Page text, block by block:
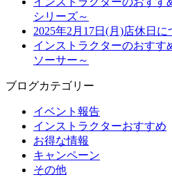
シリーズ～
2025年2月17日(月)店休日
インストラクターのおすす
ソーサー～
ブログカテゴリー
イベント報告
インストラクターおすすめ
お得な情報
キャンペーン
その他